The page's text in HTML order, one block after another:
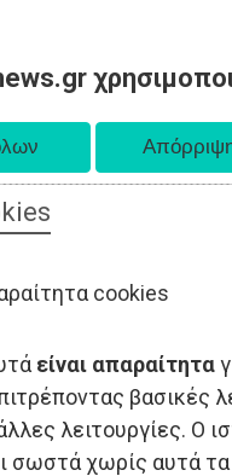
cookies
είναι απαραίτητα
βασικές
λειτουργίες. Ο
σωστά χωρίς αυτά